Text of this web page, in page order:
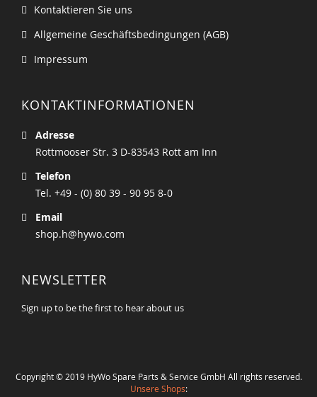
Kontaktieren Sie uns
Allgemeine Geschäftsbedingungen (AGB)
Impressum
KONTAKTINFORMATIONEN
Adresse
Rottmooser Str. 3 D-83543 Rott am Inn
Telefon
Tel. +49 - (0) 80 39 - 90 95 8-0
Email
shop.h@hywo.com
NEWSLETTER
Sign up to be the first to hear about us
Copyright © 2019 HyWo Spare Parts & Service GmbH All rights reserved.
Unsere Shops: